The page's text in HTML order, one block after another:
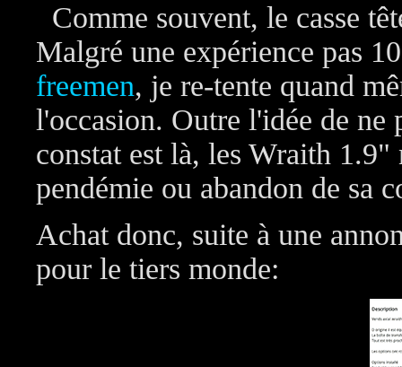
Comme souvent, le casse
Malgré une expérience pas
freemen, je re-tente quand
l'occasion. Outre l'idée de ne
constat est là, les Wraith
pendémie ou abandon de sa
Achat donc, suite à une
pour le tiers monde: